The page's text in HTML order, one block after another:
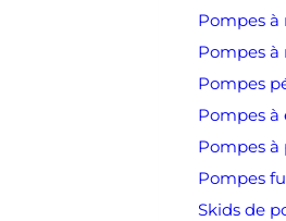
Pompes
Pompes
Pompes
Pompes à
Pompes à
Pompes
Skids de